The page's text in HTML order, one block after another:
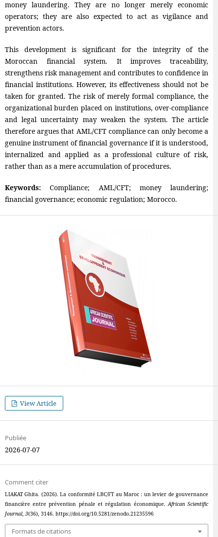
money laundering. They are no longer merely economic
operators; they are also expected to act as vigilance and
prevention actors.
This development is significant for the integrity of the
Moroccan financial system. It improves traceability,
strengthens risk management and contributes to confidence in
financial institutions. However, its effectiveness should not be
taken for granted. The risk of merely formal compliance, the
organizational burden placed on institutions, over-compliance
and legal uncertainty may weaken the system. The article
therefore argues that AML/CFT compliance can only become a
genuine instrument of financial governance if it is understood,
internalized and applied as a professional culture of risk,
rather than as a mere accumulation of procedures.
Keywords:Compliance; AML/CFT; money laundering;
financial governance; economic regulation; Morocco.
View Article
Publiée
2026-07-07
Comment citer
LIAKAT Ghita. (2026). La conformité LBC/FT au Maroc : un levier de gouvernance
financière entre prévention pénale et régulation économique.African Scientific
Journal, 3(36), 3146. https://doi.org/10.5281/zenodo.21235596
Formats de citations